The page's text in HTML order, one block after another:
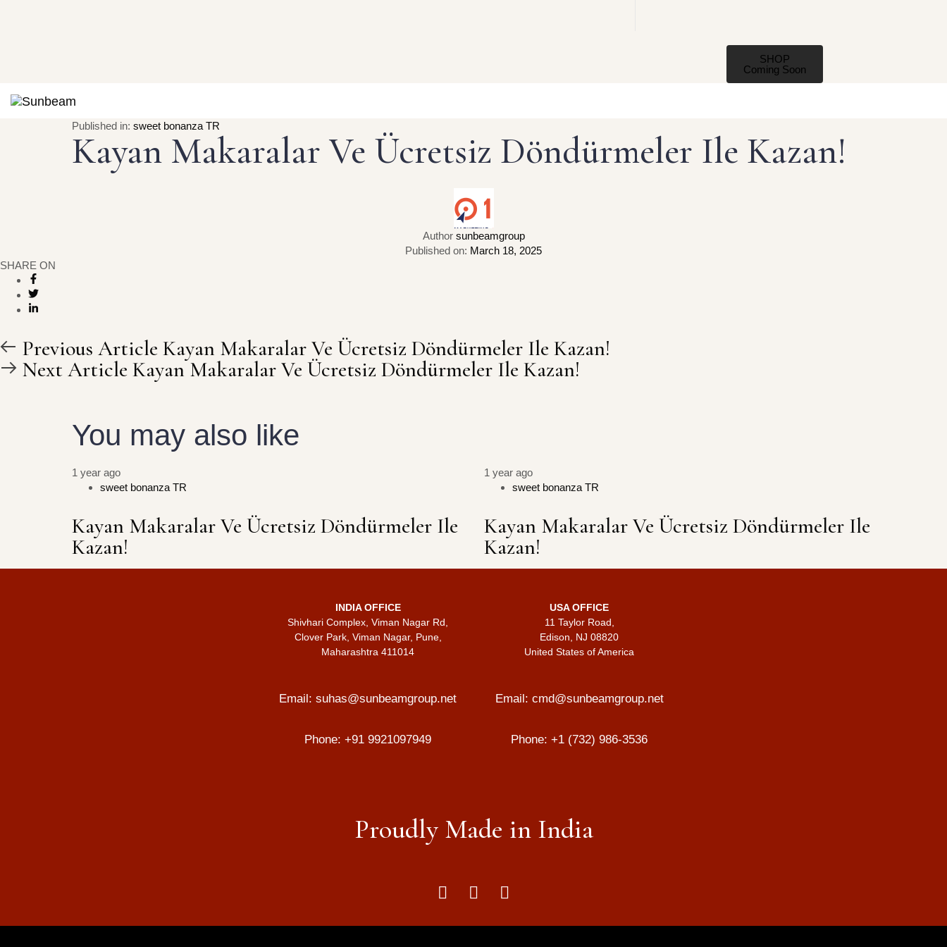
SHOP
Coming Soon
Published in: sweet bonanza TR
Kayan Makaralar Ve Ücretsiz Döndürmeler Ile Kazan!
Author sunbeamgroup
Published on: March 18, 2025
SHARE ON
Previous Article Kayan Makaralar Ve Ücretsiz Döndürmeler Ile Kazan!
Next Article Kayan Makaralar Ve Ücretsiz Döndürmeler Ile Kazan!
You may also like
1 year ago
sweet bonanza TR
Kayan Makaralar Ve Ücretsiz Döndürmeler Ile
Kazan!
1 year ago
sweet bonanza TR
Kayan Makaralar Ve Ücretsiz Döndürmeler Ile
Kazan!
INDIA OFFICE
Shivhari Complex, Viman Nagar Rd,
Clover Park, Viman Nagar, Pune,
Maharashtra 411014
Email: suhas@sunbeamgroup.net
Phone: +91 9921097949
USA OFFICE
11 Taylor Road,
Edison, NJ 08820
United States of America
Email: cmd@sunbeamgroup.net
Phone: +1 (732) 986-3536
Proudly Made in India